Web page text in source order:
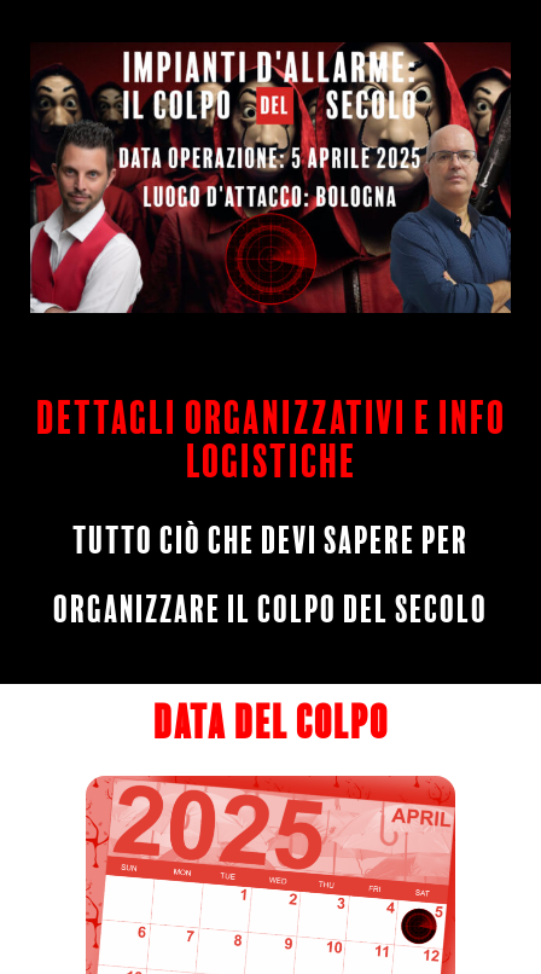
dettagli organizzativi e info
logistiche
tutto ciò che devi sapere per
organizzare il colpo del secolo
CON:
data del colpo